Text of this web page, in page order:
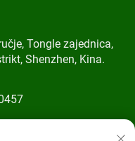
Tongle zajednica,
Shenzhen, Kina.